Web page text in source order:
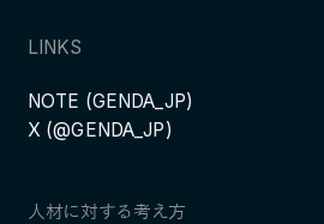
LINKS
NOTE (GENDA_JP)
X (@GENDA_JP)
人材に対する考え方